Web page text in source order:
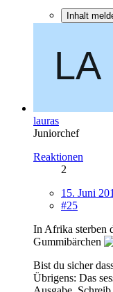
Inhalt
lauras
Juniorchef
Reaktionen
2
15. Juni
#25
In Afrika sterben
Gummibärchen
Bist du sicher
Übrigens: Das